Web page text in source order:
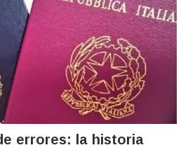
errores: la historia